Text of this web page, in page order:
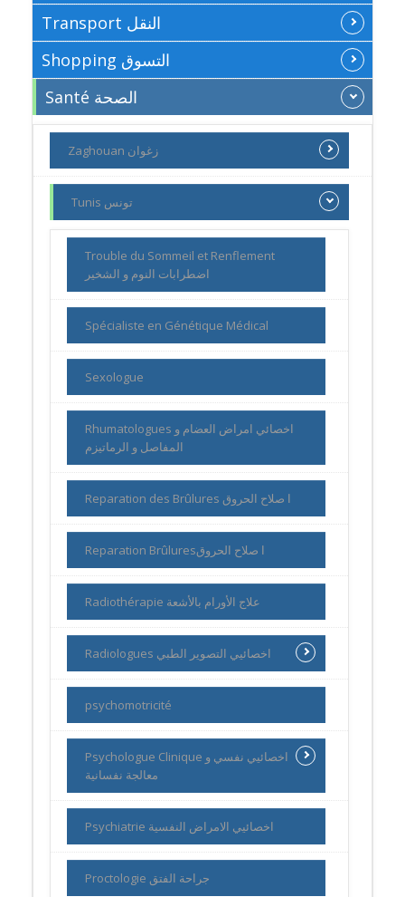
Transport النقل
Shopping التسوق
Santé الصحة
Zaghouan زغوان
Tunis تونس
Trouble du Sommeil et Renflement
اضطرابات النوم و الشخير
Spécialiste en Génétique Médical
Sexologue
Rhumatologues اخصائي امراض العضام و
المفاصل و الرماتيزم
Reparation des Brûlures ا صلاح الحروق
Reparation Brûluresا صلاح الحروق
Radiothérapie علاج الأورام بالأشعة
Radiologues اخصائيي التصوير الطبي
psychomotricité
Psychologue Clinique اخصائيي نفسي و
معالجة نفسانية
Psychiatrie اخصائيي الامراض النفسية
Proctologie جراحة الفتق